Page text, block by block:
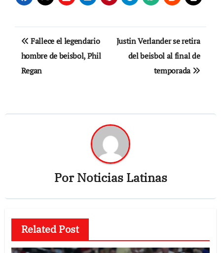
Navegación
de
entradas
Fallece el legendario
hombre de beisbol, Phil
Regan
Justin Verlander se retira
del beisbol al final de
temporada
PorNoticias Latinas
Related Post